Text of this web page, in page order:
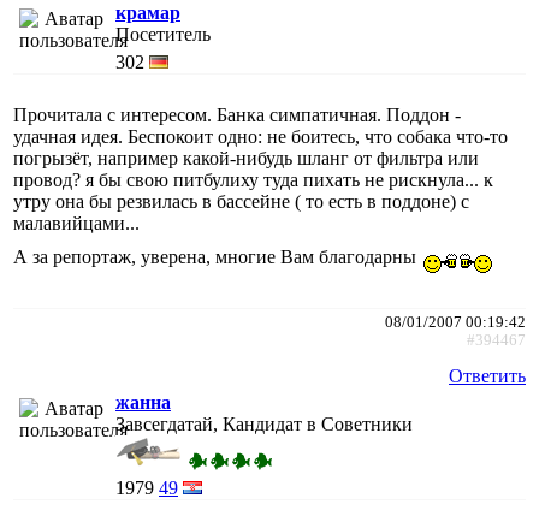
крамар
Посетитель
302
Прочитала с интересом. Банка симпатичная. Поддон -
удачная идея. Беспокоит одно: не боитесь, что собака что-то
погрызёт, например какой-нибудь шланг от фильтра или
провод? я бы свою питбулиху туда пихать не рискнула... к
утру она бы резвилась в бассейне ( то есть в поддоне) с
малавийцами...
А за репортаж, уверена, многие Вам благодарны
08/01/2007 00:19:42
#394467
Ответить
жанна
Завсегдатай, Кандидат в Советники
1979 49